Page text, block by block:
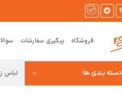
فروشگاه پیگیری سفارشات
دسته بندی ها لباس